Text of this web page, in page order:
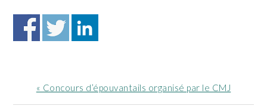
Article
précédent
« Concours d’épouvantails organisé par le CMJ